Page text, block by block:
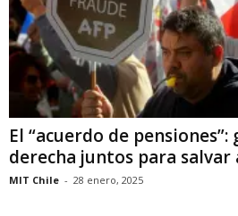
El “acuerdo de
derecha juntos para salvar
MIT Chile - 28 enero, 2025